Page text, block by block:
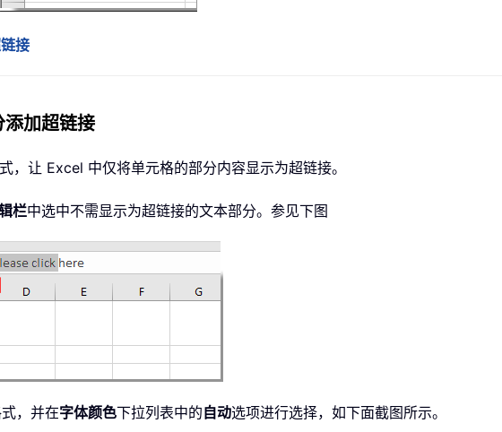
接
加超链接
，让 Excel 中仅将单元格的部分内容显示为超链接。
栏中选中不需显示为超链接的文本部分。参见下图
，并在字体颜色下拉列表中的自动选项进行选择，如下面截图所示。